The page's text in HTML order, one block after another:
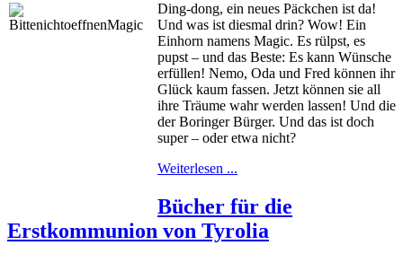
Ding-dong, ein neues Päckchen ist da!
Und was ist diesmal drin? Wow! Ein
Einhorn namens Magic. Es rülpst, es
pupst – und das Beste: Es kann Wünsche
erfüllen! Nemo, Oda und Fred können ihr
Glück kaum fassen. Jetzt können sie all
ihre Träume wahr werden lassen! Und die
der Boringer Bürger. Und das ist doch
super – oder etwa nicht?
Weiterlesen ...
Bücher für die
Erstkommunion von Tyrolia